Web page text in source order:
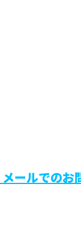
メールでのお